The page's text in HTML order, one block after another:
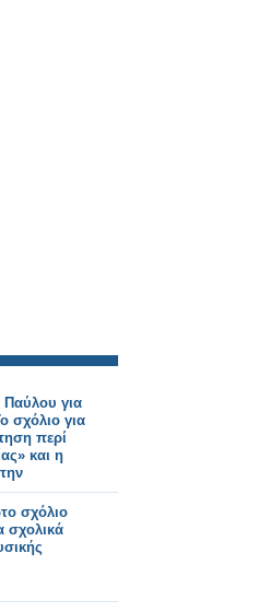
Παύλου για
σχόλιο για
περί
και η
του
σχόλιο
σχολικά